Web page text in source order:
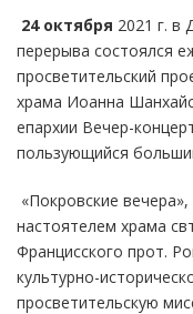
24 октября 2021 г. в
перерыва состоялся
просветительский
храма Иоанна
епархии Вечер-
пользующийся
«Покровские
настоятелем храма
Францисского прот.
культурно-
просветительскую